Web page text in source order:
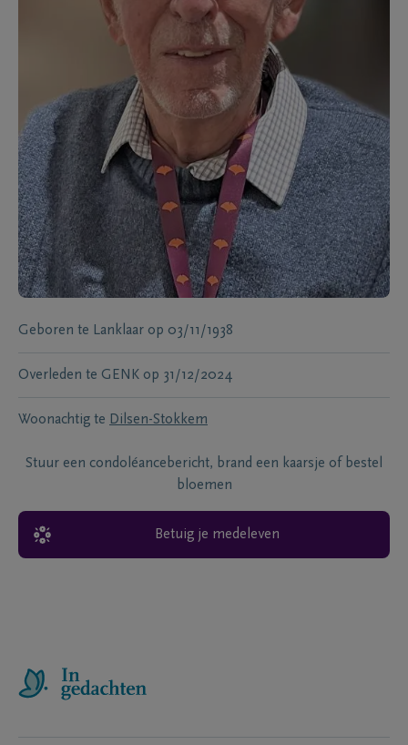
Geboren te Lanklaar op 03/11/1938
Overleden te GENK op 31/12/2024
Woonachtig te Dilsen-Stokkem
Stuur een condoléancebericht, brand een kaarsje of bestel
bloemen
Betuig je medeleven